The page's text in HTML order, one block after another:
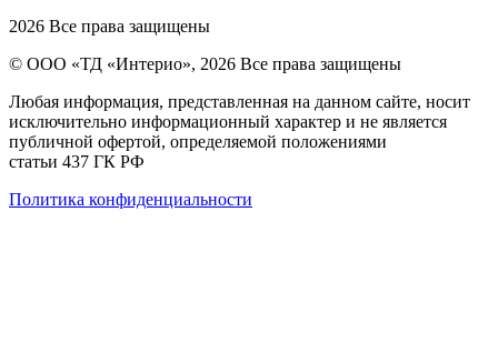
2026 Все права защищены
© ООО «ТД «Интерио», 2026 Все права защищены
Любая информация, представленная на данном сайте, носит
исключительно информационный характер и не является
публичной офертой, определяемой положениями
статьи 437 ГК РФ
Политика конфиденциальности